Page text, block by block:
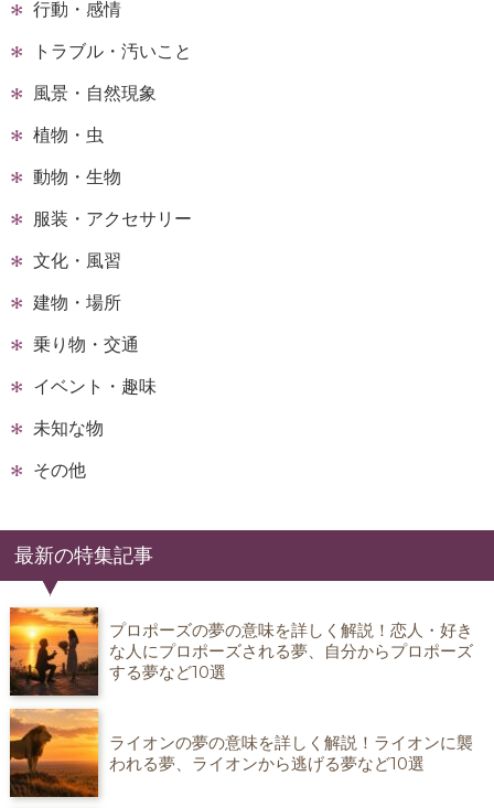
行動・感情
トラブル・汚いこと
風景・自然現象
植物・虫
動物・生物
服装・アクセサリー
文化・風習
建物・場所
乗り物・交通
イベント・趣味
未知な物
その他
最新の特集記事
プロポーズの夢の意味を詳しく解説！恋人・好き
な人にプロポーズされる夢、自分からプロポーズ
する夢など10選
ライオンの夢の意味を詳しく解説！ライオンに襲
われる夢、ライオンから逃げる夢など10選